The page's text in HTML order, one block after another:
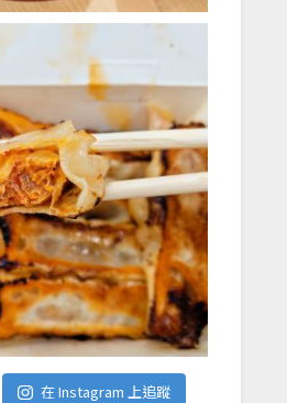
在 Instagram 上追蹤